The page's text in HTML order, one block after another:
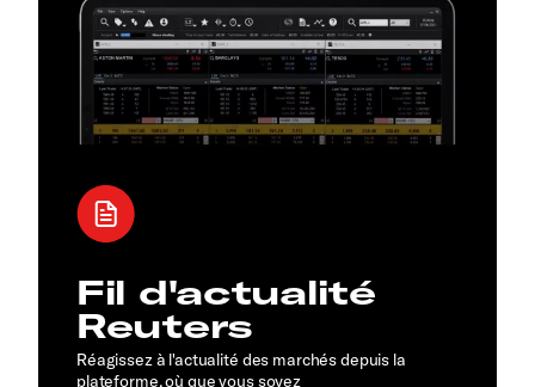
Fil d'actualité
Reuters
Réagissez à l'actualité des marchés depuis la
plateforme, où que vous soyez